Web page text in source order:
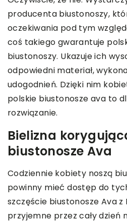
producenta biustonoszy,
oczekiwania pod tym
coś takiego gwarantuje
biustonoszy. Ukazuje ich
odpowiedni materiał,
udogodnień. Dzięki nim
polskie biustonosze ava to
rozwiązanie.
Bielizna
biustonosze Ava
Codziennie kobiety noszą
powinny mieć dostęp do
szczęście biustonosze Ava z
przyjemne przez cały dzień